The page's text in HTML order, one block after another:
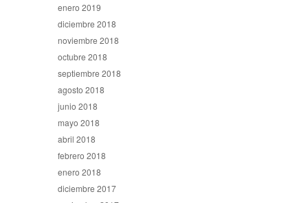
enero 2019
diciembre 2018
noviembre 2018
octubre 2018
septiembre 2018
agosto 2018
junio 2018
mayo 2018
abril 2018
febrero 2018
enero 2018
diciembre 2017